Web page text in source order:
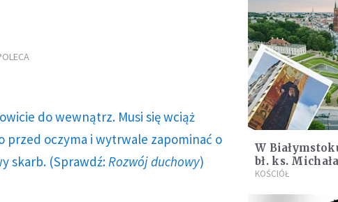
do wewnątrz. Musi się wciąż
przed oczyma i wytrwale zapominać o
skarb. (Sprawdź: Rozwój duchowy)
W
bł. ks.
KOŚCIÓŁ